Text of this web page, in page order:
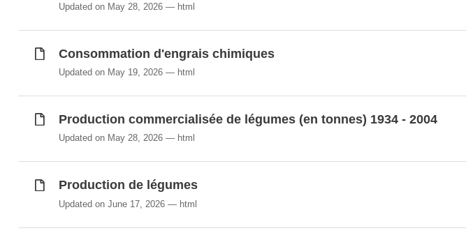
Updated on May 28, 2026 html
Consommation d'engrais chimiques
Updated on May 19, 2026 html
Production commercialisée de légumes (en tonnes) 1934 - 2004
Updated on May 28, 2026 html
Production de légumes
Updated on June 17, 2026 html